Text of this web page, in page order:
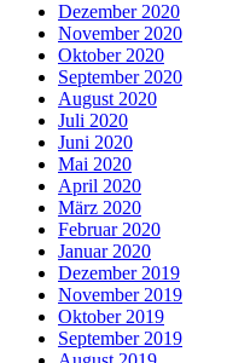
Dezember 2020
November 2020
Oktober 2020
September 2020
August 2020
Juli 2020
Juni 2020
Mai 2020
April 2020
März 2020
Februar 2020
Januar 2020
Dezember 2019
November 2019
Oktober 2019
September 2019